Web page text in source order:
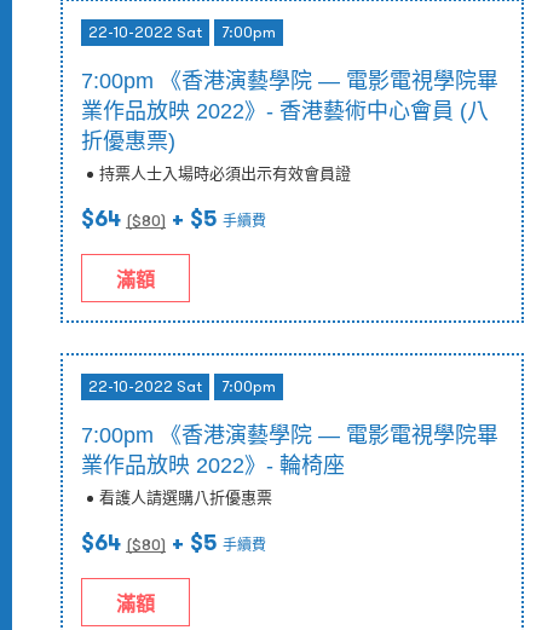
22-10-2022 Sat 7:00pm
7:00pm 《香港演藝學院 — 電影電視學院畢
業作品放映 2022》- 香港藝術中心會員 (八
折優惠票)
持票人士入場時必須出示有效會員證
$64 ($80) + $5 手續費
滿額
22-10-2022 Sat 7:00pm
7:00pm 《香港演藝學院 — 電影電視學院畢
業作品放映 2022》- 輪椅座
看護人請選購八折優惠票
$64 ($80) + $5 手續費
滿額